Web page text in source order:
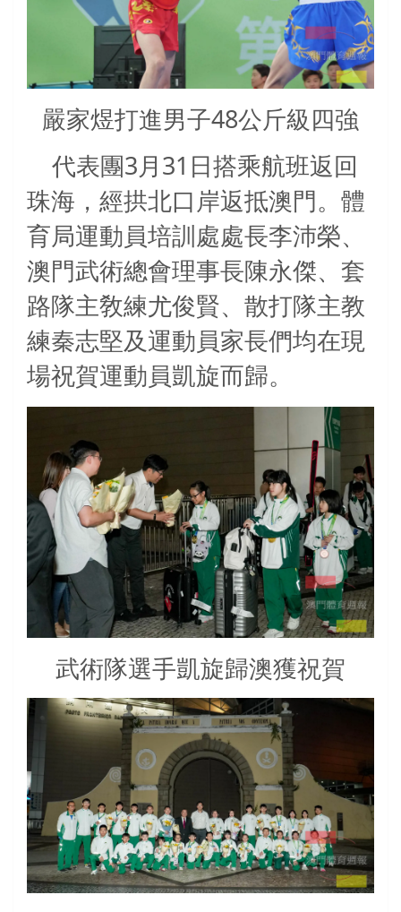
嚴家煜打進男子48公斤級四強
代表團3 月 31 日搭乘航班返回
珠海，經拱北口岸返抵澳門。體
育局運動員培訓處處長李沛榮、
澳門武術總會理事長陳永傑、套
路隊主敎練尤俊賢、散打隊主教
練秦志堅及運動員家長們均在現
場祝賀運動員凱旋而歸。
武術隊選手凱旋歸澳獲祝賀